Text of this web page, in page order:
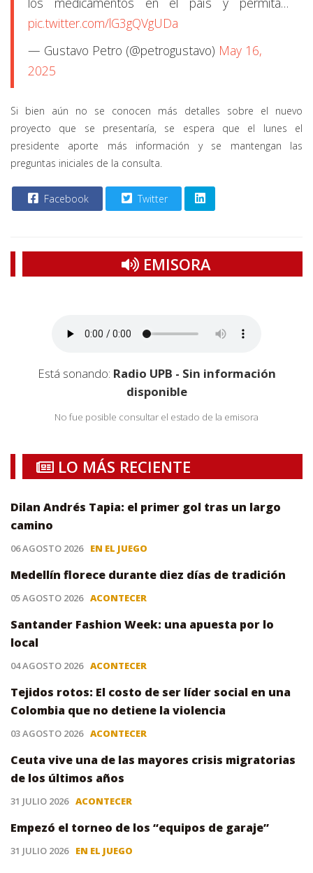
pic.twitter.com/lG3gQVgUDa
— Gustavo Petro (@petrogustavo) May 16,
2025
Si bien aún no se conocen más detalles sobre el nuevo
proyecto que se presentaría, se espera que el lunes el
presidente aporte más información y se mantengan las
preguntas iniciales de la consulta.
Facebook Twitter
EMISORA
Está sonando: Radio UPB - Sin información
disponible
No fue posible consultar el estado de la emisora
LO MÁS RECIENTE
Dilan Andrés Tapia: el primer gol tras un largo
camino
06 AGOSTO 2026 EN EL JUEGO
Medellín florece durante diez días de tradición
05 AGOSTO 2026 ACONTECER
Santander Fashion Week: una apuesta por lo
local
04 AGOSTO 2026 ACONTECER
Tejidos rotos: El costo de ser líder social en una
Colombia que no detiene la violencia
03 AGOSTO 2026 ACONTECER
Ceuta vive una de las mayores crisis migratorias
de los últimos años
31 JULIO 2026 ACONTECER
Empezó el torneo de los “equipos de garaje”
31 JULIO 2026 EN EL JUEGO